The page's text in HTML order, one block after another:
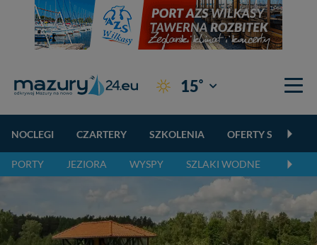
15° Giżycko
NOCLEGI CZARTERY SZKOLENIA OFERTY
PORTY JEZIORA WYSPY SZLAKI WODNE